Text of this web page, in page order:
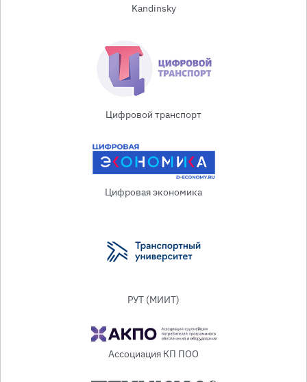
Kandinsky
Цифровой транспорт
Цифровая экономика
РУТ (МИИТ)
Ассоциация КП ПОО